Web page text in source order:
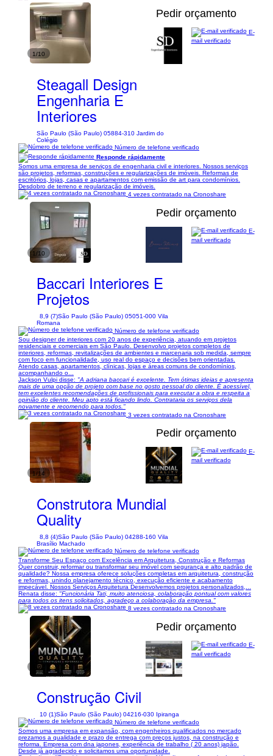
1/10
Pedir orçamento
Steagall Design
Engenharia E
Interiores
São Paulo (São Paulo) 05884-310 Jardim do
Colégio
E-
mail verificado
Número de telefone verificado
Responde rápidamente
Somos uma empresa de serviços de engenharia civil e interiores. Nossos serviços
são projetos, reformas, construções e regularizações de imóveis. Reformas de
escritórios, lojas, casas e apartamentos com emissão de art para condomínios.
Desdobro de terreno e regularização de imóveis.
4 vezes contratado na Cronoshare
1/10
Pedir orçamento
Baccari Interiores E
Projetos
8,9 (7)São Paulo (São Paulo) 05051-000 Vila
Romana
E-
mail verificado
Número de telefone verificado
Sou designer de interiores com 20 anos de experiência, atuando em projetos
residenciais e comerciais em São Paulo. Desenvolvo projetos completos de
interiores, reformas, revitalizações de ambientes e marcenaria sob medida, sempre
com foco em funcionalidade, uso real do espaço e decisões bem orientadas.
Atendo casas, apartamentos, clínicas, lojas e áreas comuns de condomínios,
acompanhando o...
Jackson Vulpi disse: "A adriana baccari é excelente. Tem ótimas ideias e apresenta
mais de uma opção de projeto com base no gosto pessoal do cliente. É acessível,
tem excelentes recomendações de profissionais para executar a obra e respeita a
opinião do cliente. Meu apto está ficando lindo. Contrataria os serviços dela
novamente e recomendo para todos."
3 vezes contratado na Cronoshare
1/14
Pedir orçamento
Construtora Mundial
Quality
8,8 (4)São Paulo (São Paulo) 04288-160 Vila
Brasílio Machado
E-
mail verificado
Número de telefone verificado
Transforme Seu Espaço com Excelência em Arquitetura, Construção e Reformas
Quer construir, reformar ou transformar seu imóvel com segurança e alto padrão de
qualidade? Nossa empresa oferece soluções completas em arquitetura, construção
e reformas, unindo planejamento técnico, execução eficiente e acabamento
impecável. Nossos Serviços Arquitetura Desenvolvemos projetos personalizados,...
Renata disse: "Funcionária Tati, muito atenciosa, colaboração pontual com valores
para todos os itens solicitados, agradeço a colaboração da empresa."
8 vezes contratado na Cronoshare
1/27
Pedir orçamento
Construção Civil
10 (1)São Paulo (São Paulo) 04216-030 Ipiranga
E-
mail verificado
Número de telefone verificado
Somos uma empresa em expansão, com engenheiros qualificados no mercado
prezamos a qualidade e prazo de entrega com preços justos, na construção e
reforma. Empresa com dna japones, experiência de trabalho ( 20 anos) japão.
Desde já agradecido e solicitamos uma oportunidade.